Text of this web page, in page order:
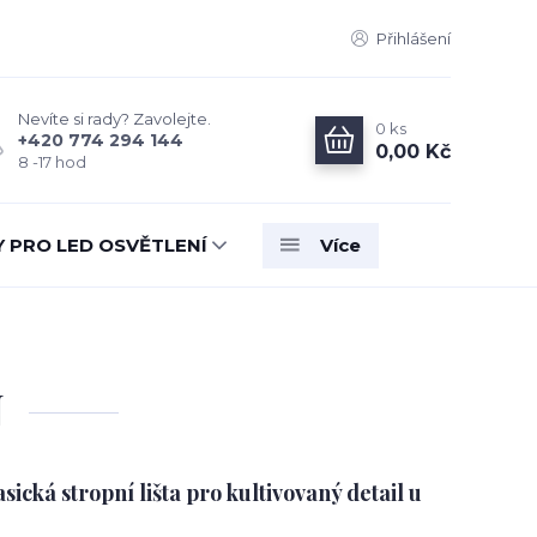
Přihlášení
Nevíte si rady? Zavolejte.
+420 774 294 144
8 -17 hod
0 ks
0,00 Kč
PRO LED OSVĚTLENÍ Více
stropní lišta pro kultivovaný detail u